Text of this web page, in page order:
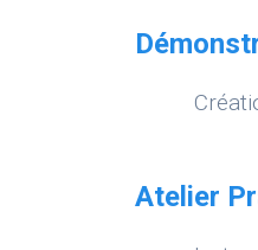
Atelier